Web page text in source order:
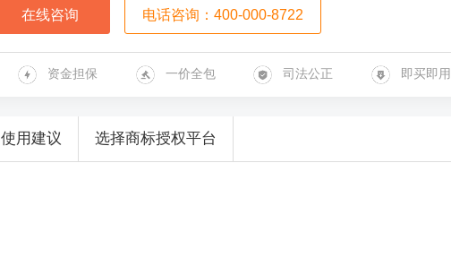
在线咨询 电话咨询：400-000-8722
资金担保 一价全包 司法公正 即买即用
使用建议 选择商标授权平台